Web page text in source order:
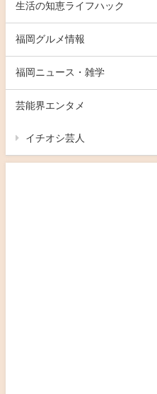
生活の知恵ライフハック
福岡グルメ情報
福岡ニュース・雑学
芸能界エンタメ
イチオシ芸人